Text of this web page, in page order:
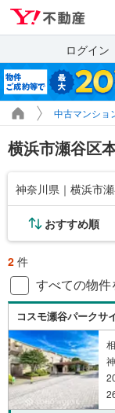
ログイン
中古マンショ
横浜市瀬谷区
神奈川県｜横浜市
おすすめ順
2 件
すべての物
コスモ瀬谷パークサ